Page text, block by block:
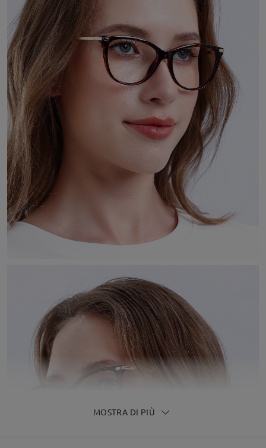
MOSTRA DI PIÙ